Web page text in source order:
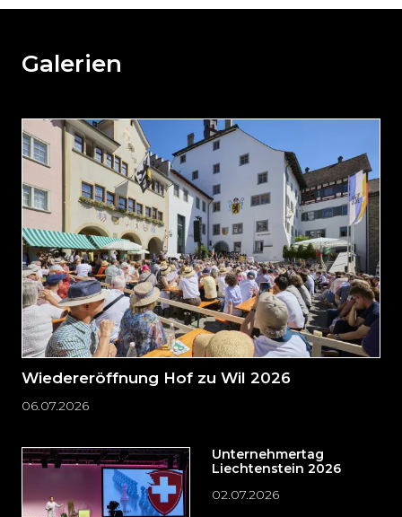
weiteren
und
direkt
zum
Seitenende
springen?
Galerien
Wiedereröffnung Hof zu Wil 2026
06.07.2026
Unternehmertag
Liechtenstein 2026
02.07.2026